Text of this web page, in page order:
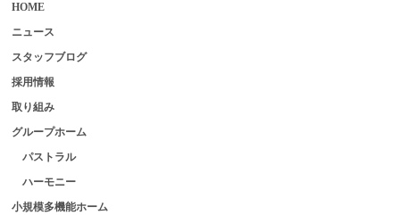
HOME
ニュース
スタッフブログ
採用情報
取り組み
グループホーム
パストラル
ハーモニー
小規模多機能ホーム